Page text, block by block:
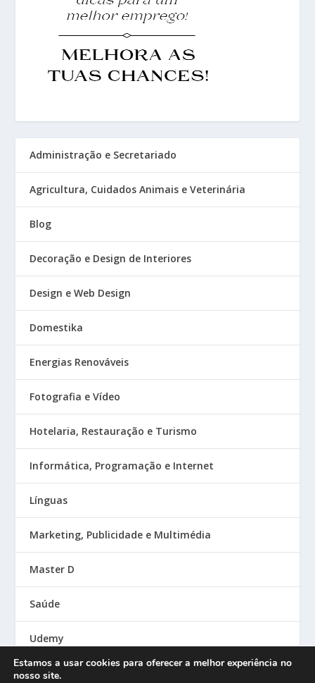
Administração e Secretariado
Agricultura, Cuidados Animais e Veterinária
Blog
Decoração e Design de Interiores
Design e Web Design
Domestika
Energias Renováveis
Fotografia e Vídeo
Hotelaria, Restauração e Turismo
Informática, Programação e Internet
Línguas
Marketing, Publicidade e Multimédia
Master D
Saúde
Udemy
Estamos a usar cookies para oferecer a melhor experiência no
nosso site.